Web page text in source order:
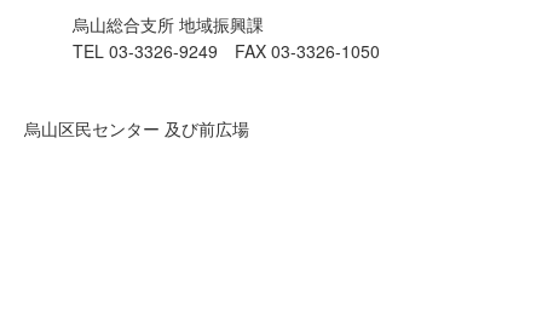
烏山総合支所 地域振興課
TEL 03-3326-9249 FAX 03-3326-1050
烏山区民センター 及び前広場